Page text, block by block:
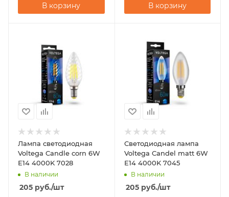
В корзину В корзину
Лампа светодиодная
Voltega Candle corn 6W
Е14 4000K 7028
В наличии
205 руб./шт
Светодиодная лампа
Voltega Candel matt 6W
Е14 4000K 7045
В наличии
205руб./шт